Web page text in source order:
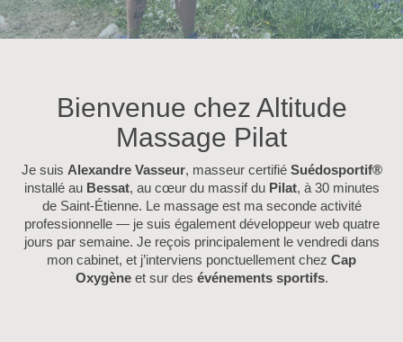
Bienvenue chez Altitude
Massage Pilat
Je suis Alexandre Vasseur, masseur certifié Suédosportif®
installé au Bessat, au cœur du massif du Pilat, à 30 minutes
de Saint-Étienne. Le massage est ma seconde activité
professionnelle — je suis également développeur web quatre
jours par semaine. Je reçois principalement le vendredi dans
mon cabinet, et j’interviens ponctuellement chez Cap
Oxygèneet sur des événements sportifs.